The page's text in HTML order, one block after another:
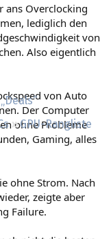
GPU-Rangliste
ans Overclocking
lediglich den
von
Also eigentlich
von Auto
Der Computer
ohne Probleme
Gaming, alles
ohne Strom. Nach
zeigte aber
Failure.